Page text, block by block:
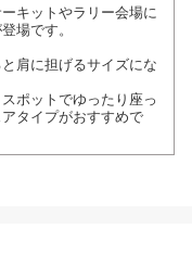
キットやラリー会場に
場です。
肩に担げるサイズにな
ポットでゆったり座っ
タイプがおすすめで